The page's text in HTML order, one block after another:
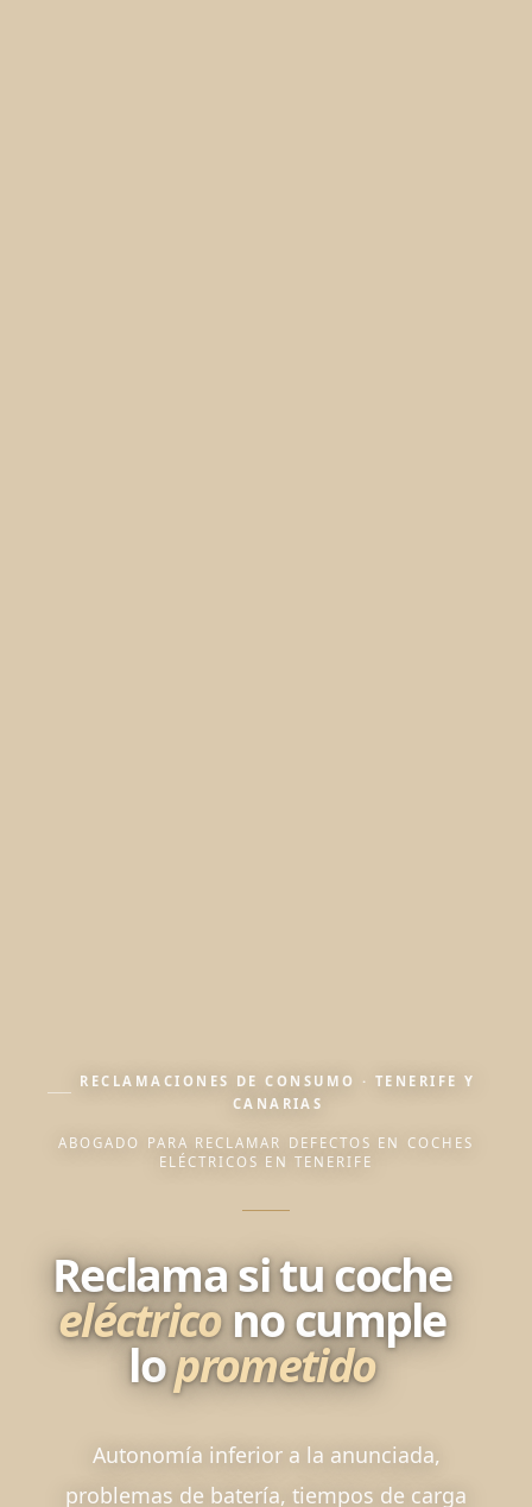
RECLAMACIONES DE CONSUMO · TENERIFE Y
CANARIAS
ABOGADO PARA RECLAMAR DEFECTOS EN COCHES
ELÉCTRICOS EN TENERIFE
Reclama si tu coche
eléctricono cumple
loprometido
Autonomía inferior a la anunciada,
problemas de batería, tiempos de carga